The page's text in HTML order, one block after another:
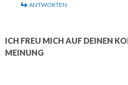
ANTWORTEN
ICH FREU MICH AUF DEINEN
MEINUNG